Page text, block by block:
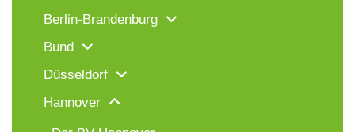
Berlin-Brandenburg
Bund
Düsseldorf
Hannover